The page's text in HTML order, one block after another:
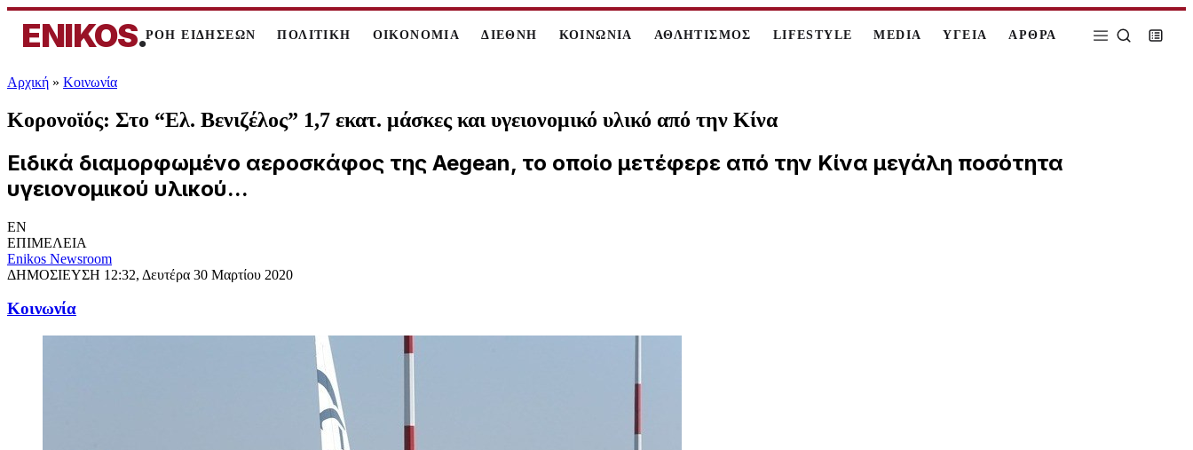
ENIKOS.ΡΟΗ ΕΙΔΗΣΕΩΝ ΠΟΛΙΤΙΚΗ ΟΙΚΟΝΟΜΙΑ ΔΙΕΘΝΗ ΚΟΙΝΩΝΙΑ ΑΘΛΗΤΙΣΜΟΣ LIFESTYLE MEDIA ΥΓΕΙΑ ΑΡΘΡΑ
Αρχική » Κοινωνία
Κορονοϊός: Στο “Ελ. Βενιζέλος” 1,7 εκατ. μάσκες και υγειονομικό υλικό από την Κίνα
Ειδικά διαμορφωμένο αεροσκάφος της Aegean, το οποίο μετέφερε από την Κίνα μεγάλη ποσότητα
υγειονομικού υλικού...
EN
ΕΠΙΜΕΛΕΙΑ
Enikos Newsroom
ΔΗΜΟΣΙΕΥΣΗ 12:32, Δευτέρα 30 Μαρτίου 2020
Κοινωνία